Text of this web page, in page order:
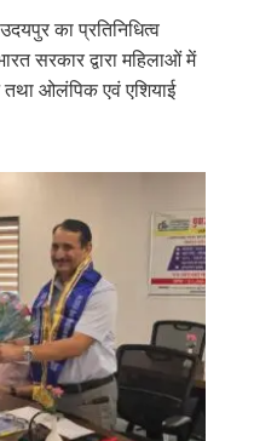
का प्रतिनिधित्व
सरकार द्वारा महिलाओं में
ओलंपिक एवं एशियाई